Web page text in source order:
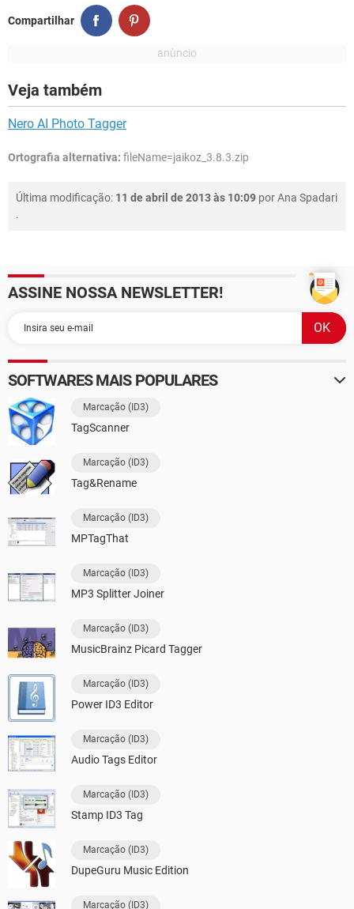
Compartilhar
Veja também
Nero AI Photo Tagger
Ortografia alternativa: fileName=jaikoz_3.8.3.zip
Última modificação: 11 de abril de 2013 às 10:09 porAna Spadari
.
ASSINE NOSSA NEWSLETTER!
SOFTWARES MAIS POPULARES
Marcação (ID3)
TagScanner
Marcação (ID3)
Tag&Rename
Marcação (ID3)
MPTagThat
Marcação (ID3)
MP3 Splitter Joiner
Marcação (ID3)
MusicBrainz Picard Tagger
Marcação (ID3)
Power ID3 Editor
Marcação (ID3)
Audio Tags Editor
Marcação (ID3)
Stamp ID3 Tag
Marcação (ID3)
DupeGuru Music Edition
Marcação (ID3)